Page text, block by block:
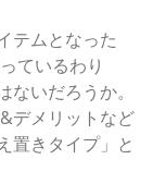
テムとなった
ているわり
いだろうか。
デメリットなど
置きタイプ」と